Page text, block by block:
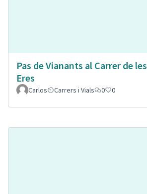
Pas de Vianants al Carrer de les
Eres
Carlos Carrers i Vials 0 0